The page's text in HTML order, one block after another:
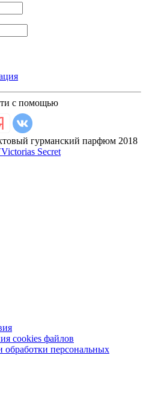
с помощью
гурманский парфюм 2018
cookies файлов
персональных